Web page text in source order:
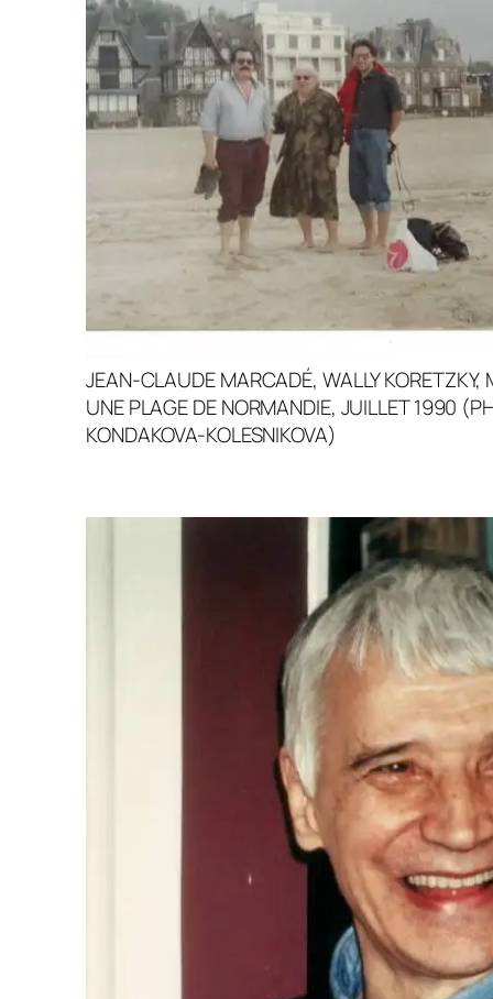
JEAN-CLAUDE MARCADÉ, WALLY KORETZKY,
UNE PLAGE DE NORMANDIE, JUILLET 1990
KONDAKOVA-KOLESNIKOVA)